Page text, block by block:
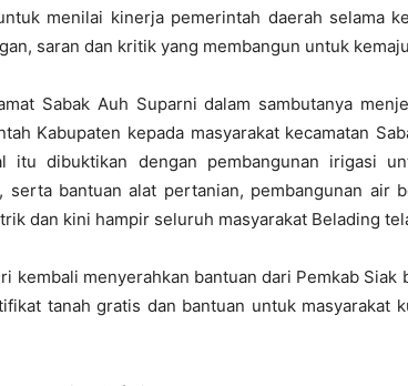
menilai kinerja pemerintah daerah selama
saran dan kritik yang membangun untuk
Sabak Auh Suparni dalam sambutanya
Kabupaten kepada masyarakat kecamatan
itu dibuktikan dengan pembangunan irigasi
serta bantuan alat pertanian, pembangunan air
dan kini hampir seluruh masyarakat Belading
kembali menyerahkan bantuan dari Pemkab Siak
tanah gratis dan bantuan untuk masyarakat